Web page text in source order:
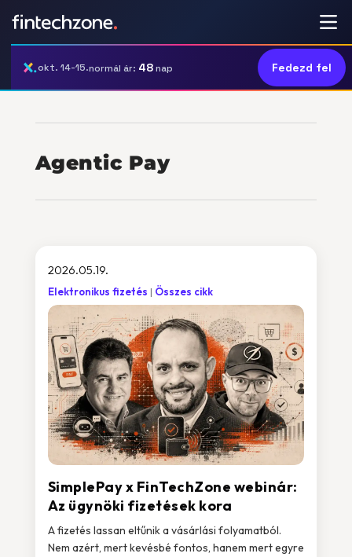
okt. 14-15.normál ár: 48nap Fedezd fel
Agentic Pay
SimplePay x FinTechZone webinár:
Az ügynöki fizetések kora
2026.05.19.
Elektronikus fizetés Összes cikk
A fizetés lassan eltűnik a vásárlási folyamatból.
Nem azért, mert kevésbé fontos, hanem mert egyre